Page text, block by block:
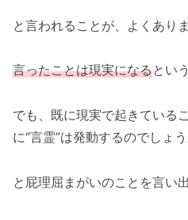
と言われることが、よくあり
言ったことは現実になるという
でも、既に現実で起きている
に“言霊”は発動するのでしょ
と屁理屈まがいのことを言い